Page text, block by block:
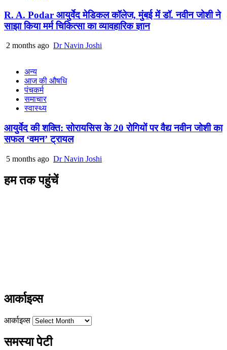
R. A. Podar आयुर्वेद मेडिकल कॉलेज, मुंबई में डॉ. नवीन जोशी ने
साझा किया मर्म चिकित्सा का व्यावहारिक ज्ञान
2 months ago Dr Navin Joshi
अन्य
आज की औषधि
पंचकर्म
समाचार
स्वास्थ्य
आयुर्वेद की शक्ति: सोरायसिस के 20 रोगियों पर वैद्य नवीन जोशी का
सफल ‘वमन’ ट्रायल
5 months ago Dr Navin Joshi
हम तक पहुंचें
आर्काइव्स
आर्काइव्स
समस्या पेटी